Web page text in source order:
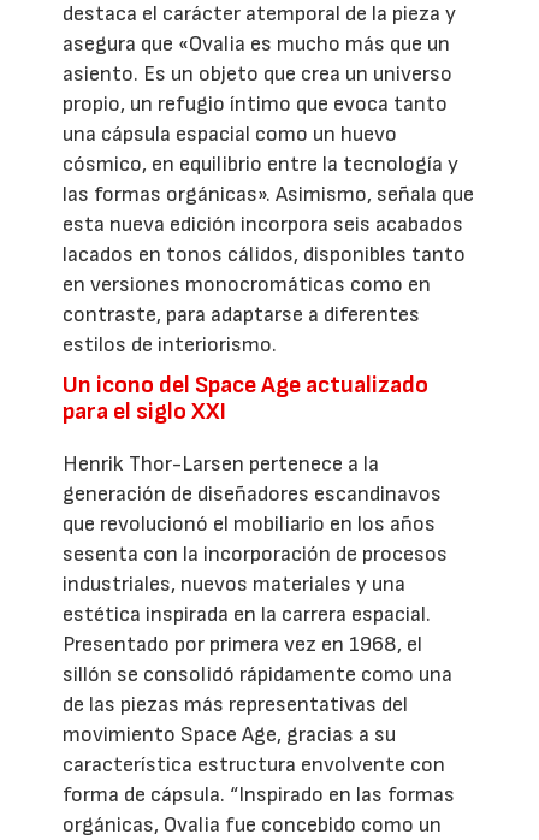
destaca el carácter atemporal de la pieza y
asegura que «Ovalia es mucho más que un
asiento. Es un objeto que crea un universo
propio, un refugio íntimo que evoca tanto
una cápsula espacial como un huevo
cósmico, en equilibrio entre la tecnología y
las formas orgánicas». Asimismo, señala que
esta nueva edición incorpora seis acabados
lacados en tonos cálidos, disponibles tanto
en versiones monocromáticas como en
contraste, para adaptarse a diferentes
estilos de interiorismo.
Un icono del Space Age actualizado
para el siglo XXI
Henrik Thor-Larsen pertenece a la
generación de diseñadores escandinavos
que revolucionó el mobiliario en los años
sesenta con la incorporación de procesos
industriales, nuevos materiales y una
estética inspirada en la carrera espacial.
Presentado por primera vez en 1968, el
sillón se consolidó rápidamente como una
de las piezas más representativas del
movimiento Space Age, gracias a su
característica estructura envolvente con
forma de cápsula. “Inspirado en las formas
orgánicas, Ovalia fue concebido como un